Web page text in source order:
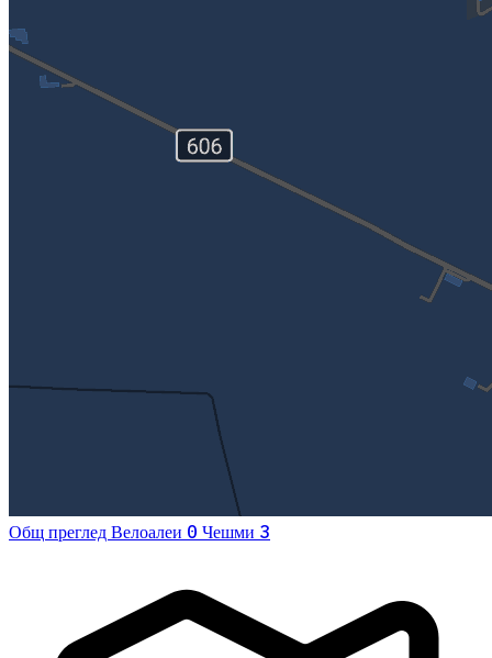
Общ преглед Велоалеи 0 Чешми 3